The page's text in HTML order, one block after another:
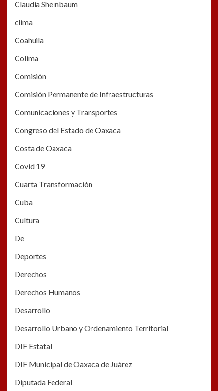
Claudia Sheinbaum
clima
Coahuila
Colima
Comisión
Comisión Permanente de Infraestructuras
Comunicaciones y Transportes
Congreso del Estado de Oaxaca
Costa de Oaxaca
Covid 19
Cuarta Transformación
Cuba
Cultura
De
Deportes
Derechos
Derechos Humanos
Desarrollo
Desarrollo Urbano y Ordenamiento Territorial
DIF Estatal
DIF Municipal de Oaxaca de Juàrez
Diputada Federal